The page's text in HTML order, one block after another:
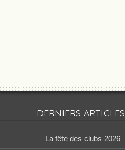
DERNIERS ARTICLES
‌La fête des clubs 2026